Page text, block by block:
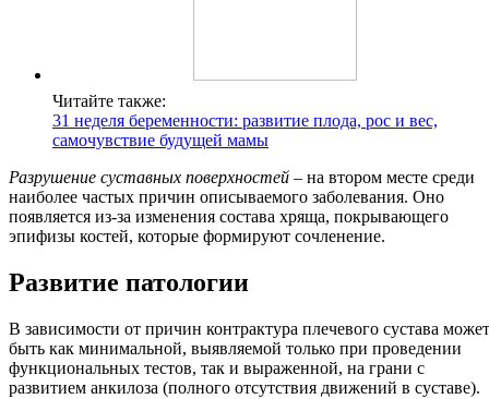
Читайте также:
31 неделя беременности: развитие плода, рос и вес,
самочувствие будущей мамы
Разрушение суставных поверхностей – на втором месте среди
наиболее частых причин описываемого заболевания. Оно
появляется из-за изменения состава хряща, покрывающего
эпифизы костей, которые формируют сочленение.
Развитие патологии
В зависимости от причин контрактура плечевого сустава может
быть как минимальной, выявляемой только при проведении
функциональных тестов, так и выраженной, на грани с
развитием анкилоза (полного отсутствия движений в суставе).